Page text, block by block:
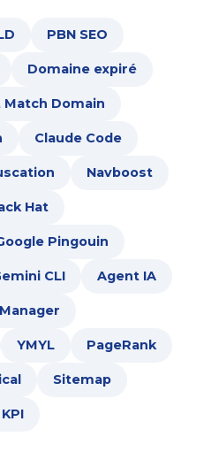
PBN SEO
Domaine expiré
Match Domain
Claude Code
Navboost
Hat
Pingouin
CLI Agent IA
YMYL PageRank
Sitemap
KPI